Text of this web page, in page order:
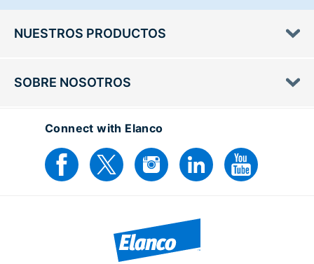
NUESTROS PRODUCTOS
SOBRE NOSOTROS
Connect with Elanco